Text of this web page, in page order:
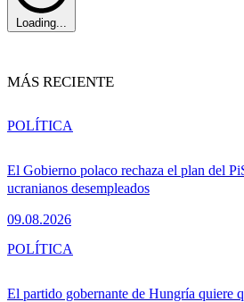
Loading...
MÁS RECIENTE
El Gobierno polaco rechaza el plan del
ucranianos desempleados
09.08.2026
POLÍTICA
El partido gobernante de Hungría quiere
POLÍTICA